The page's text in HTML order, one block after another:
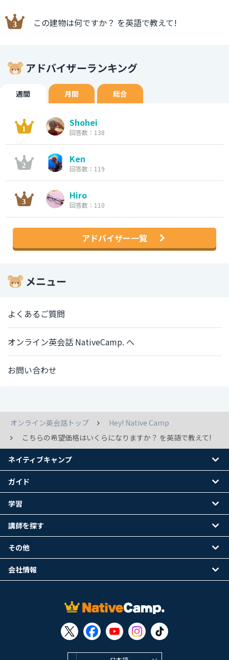
この建物は何ですか？ を英語で教えて!
アドバイザーランキング
週間 月間 総合
Shohei
回答数：138
Ken
回答数：119
Hiro
回答数：110
アドバイザー一覧
メニュー
よくあるご質問
オンライン英会話 NativeCamp. へ
お問い合わせ
オンライン英会話トップ
Hey! Native Camp
こちらの希望価格はいくらになりますか？ を英語で教えて!
ネイティブキャンプ
ガイド
学習
講師を探す
その他
会社情報